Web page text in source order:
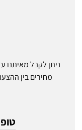
ניתן לקבל מאיתנו
מחירים בין